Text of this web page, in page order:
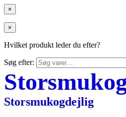
×
×
Hvilket produkt leder du efter?
Søg efter:
Storsmukogdejlig